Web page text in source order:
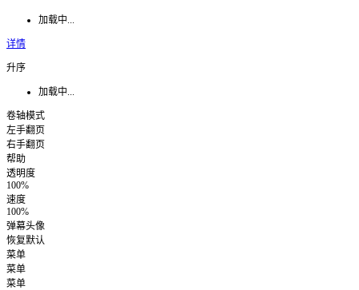
加载中...
详情
升序
加载中...
卷轴模式
左手翻页
右手翻页
帮助
透明度
100%
速度
100%
弹幕头像
恢复默认
菜单
菜单
菜单